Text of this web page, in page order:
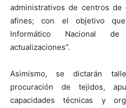
administrativos de centros
afines; con el objetivo
Informático Nacional
actualizaciones”.
Asimismo, se dictarán
procuración de tejidos,
capacidades técnicas y